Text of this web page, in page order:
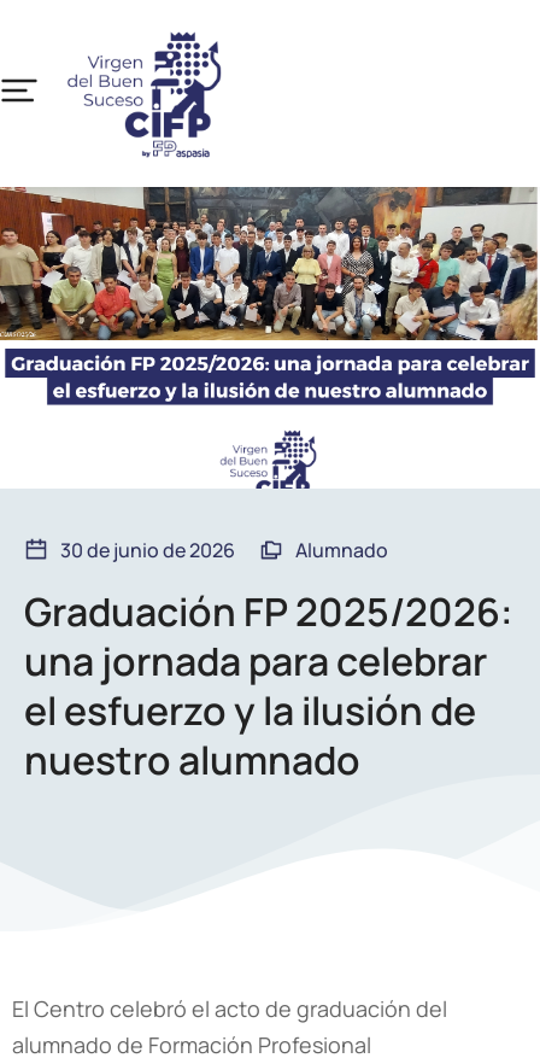
30 de junio de 2026 Alumnado
Graduación FP 2025/2026:
una jornada para celebrar
el esfuerzo y la ilusión de
nuestro alumnado
El Centro celebró el acto de graduación del
alumnado de Formación Profesional